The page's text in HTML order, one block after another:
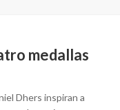
medallas
Dhers inspiran a